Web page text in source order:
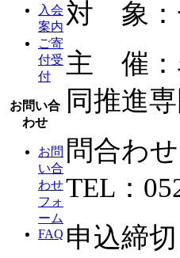
入会
案内
ご寄
付受
付
お問い合
わせ
お問
い合
わせ
フォ
ーム
FAQ
対 象：
主 催：
同推進
問合わ
TEL：
申込締